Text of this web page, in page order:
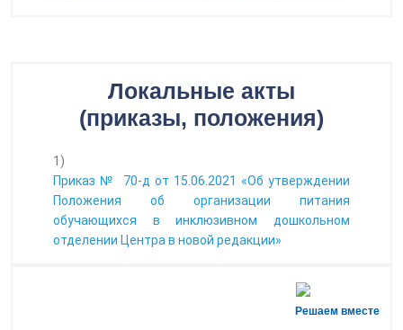
Локальные акты
(приказы, положения)
1)
Приказ № 70-д от 15.06.2021 «Об утверждении
Положения об организации питания
обучающихся в инклюзивном дошкольном
отделении Центра в новой редакции»
Решаем вместе